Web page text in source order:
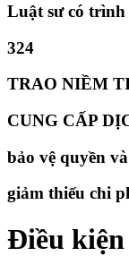
Luật sư có trình
324
TRAO NIỀM
CUNG CẤP
bảo vệ quyền
giảm thiếu chi
Điều kiện